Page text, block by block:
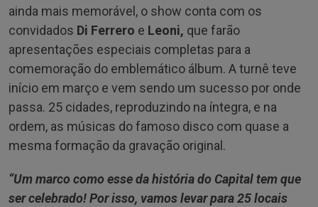
ainda mais memorável, o show conta com os
convidados Di Ferrero e Leoni, que farão
apresentações especiais completas para a
comemoração do emblemático álbum. A turnê teve
início em março e vem sendo um sucesso por onde
passa. 25 cidades, reproduzindo na íntegra, e na
ordem, as músicas do famoso disco com quase a
mesma formação da gravação original.
“Um marco como esse da história do Capital tem que
ser celebrado! Por isso, vamos levar para 25 locais